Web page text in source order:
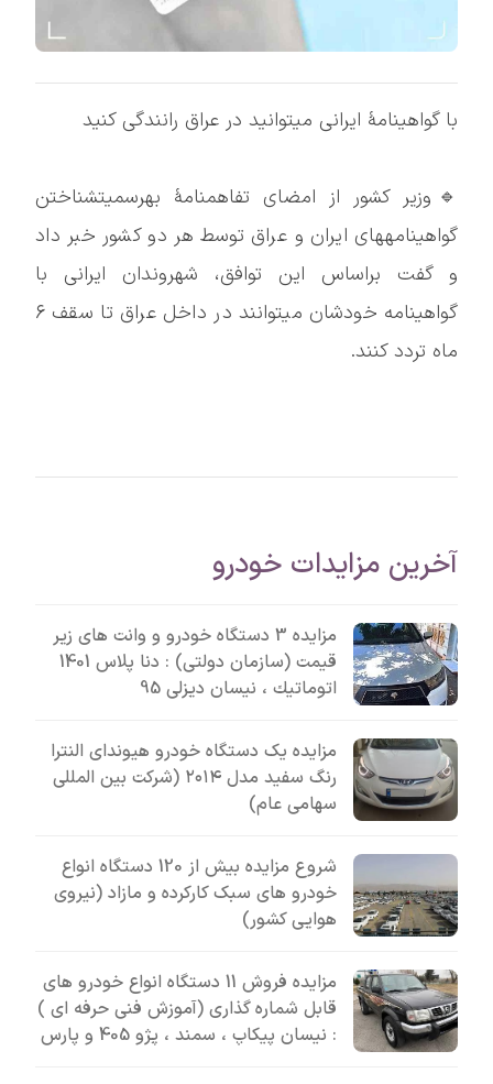
با گواهینامۀ ایرانی میتوانید در عراق رانندگی کنید
🔹وزیر کشور از امضای تفاهمنامۀ بهرسمیتشناختن
گواهینامههای ایران و عراق توسط هر دو کشور خبر داد
و گفت براساس این توافق، شهروندان ایرانی با
گواهینامه خودشان میتوانند در داخل عراق تا سقف ۶
ماه تردد کنند.
آخرین مزایدات خودرو
مزایده 3 دستگاه خودرو و وانت های زیر
قیمت (سازمان دولتی) : دنا پلاس 1401
اتوماتيك ، نیسان دیزلی 95
مزایده یک دستگاه خودرو هیوندای النترا
رنگ سفید مدل ۲۰۱۴ (شرکت بین المللی
سهامی عام)
شروع مزایده بیش از 120 دستگاه انواع
خودرو های سبک کارکرده و مازاد (نیروی
هوایی کشور)
مزایده فروش 11 دستگاه انواع خودرو های
قابل شماره گذاری (آموزش فنی حرفه ای )
: نیسان پیکاپ ، سمند ، پژو 405 و پارس